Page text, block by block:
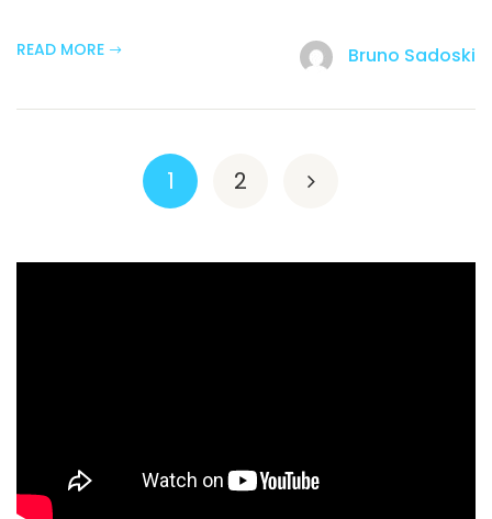
READ MORE Bruno Sadoski
1 2